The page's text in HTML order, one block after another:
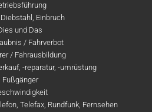
Einbruch
und Das
/ Fahrverbot
/ Fahrausbildung
-reparatur, -umrüstung
Fußgänger
Telefax, Rundfunk, Fernsehen